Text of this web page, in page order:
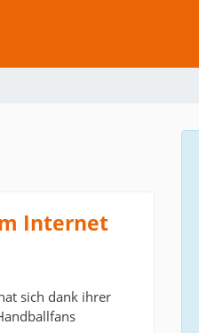
Internet
sich dank ihrer